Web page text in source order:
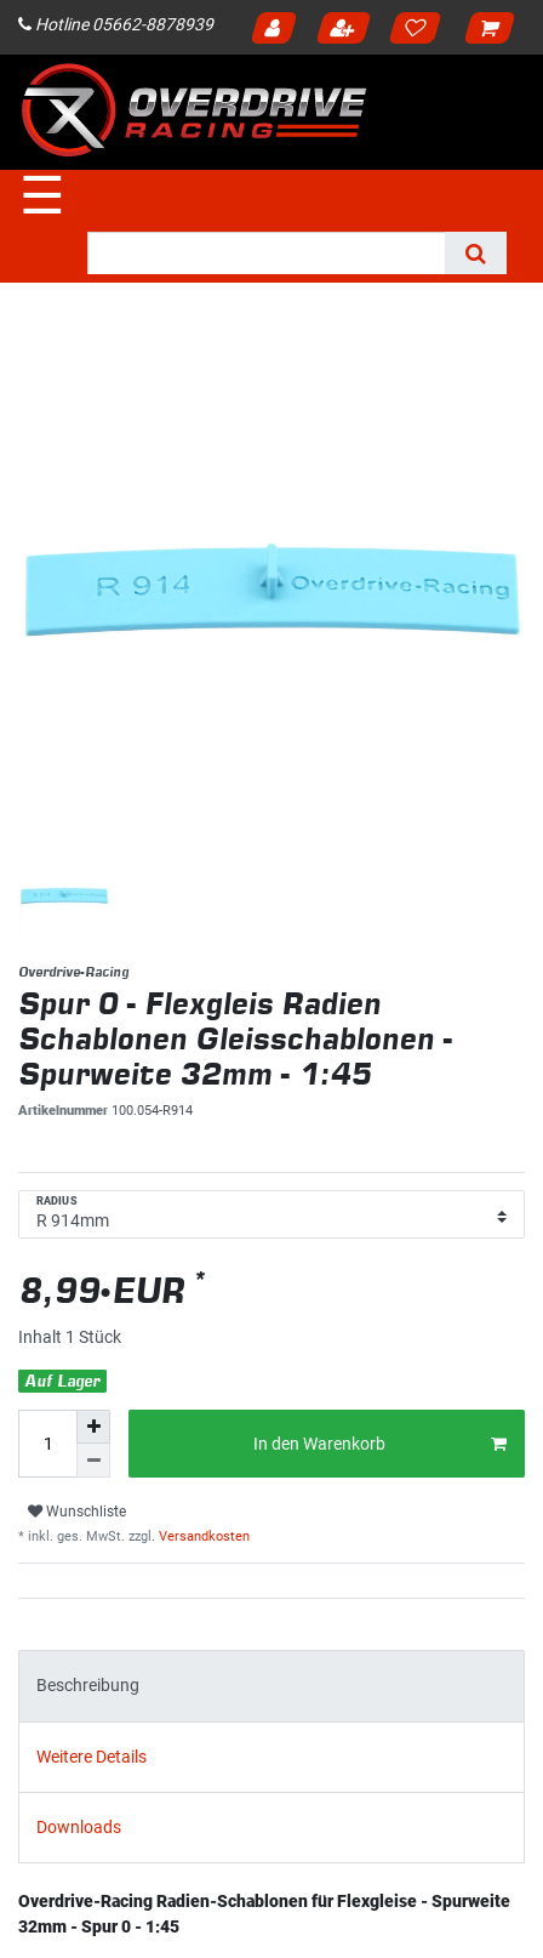
Hotline 05662-8878939
☰
Overdrive-Racing
Spur 0 - Flexgleis Radien
Schablonen Gleisschablonen -
Spurweite 32mm - 1:45
Artikelnummer 100.054-R914
RADIUS
8,99 EUR *
Inhalt 1 Stück
Auf Lager
In den Warenkorb
Wunschliste
* inkl. ges. MwSt. zzgl. Versandkosten
Beschreibung
Weitere Details
Downloads
Overdrive-Racing Radien-Schablonen für Flexgleise - Spurweite
32mm - Spur 0 - 1:45